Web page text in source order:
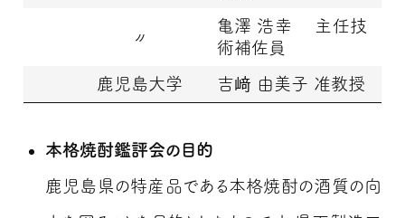
〃
亀澤 浩幸 主任技
術補佐員
鹿児島大学 吉﨑 由美子 准教授
本格焼酎鑑評会の目的
鹿児島県の特産品である本格焼酎の酒質の向